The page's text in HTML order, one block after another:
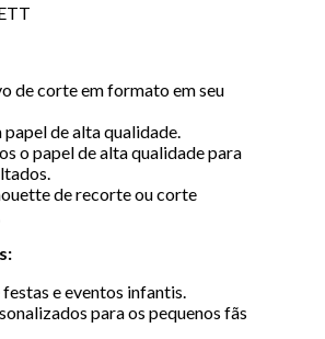
de corte em formato em seu
de alta qualidade.
o papel de alta qualidade para
de recorte ou corte
e eventos infantis.
para os pequenos fãs